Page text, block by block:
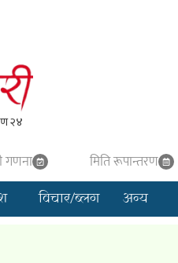
गणना मिति रूपान्तरण
विचार/ब्लग अन्य